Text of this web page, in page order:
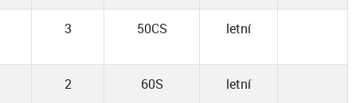
3 50CS letní
2 60S letní